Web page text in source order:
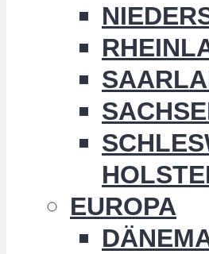
EUROPA